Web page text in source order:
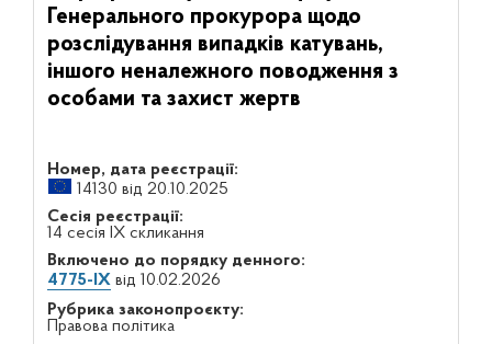
Генерального прокурора щодо
розслідування випадків катувань,
іншого неналежного поводження з
особами та захист жертв
Номер, дата реєстрації:
14130 від 20.10.2025
Сесія реєстрації:
14 сесія IX скликання
Включено до порядку денного:
4775-IXвід 10.02.2026
Рубрика законопроєкту:
Правова політика